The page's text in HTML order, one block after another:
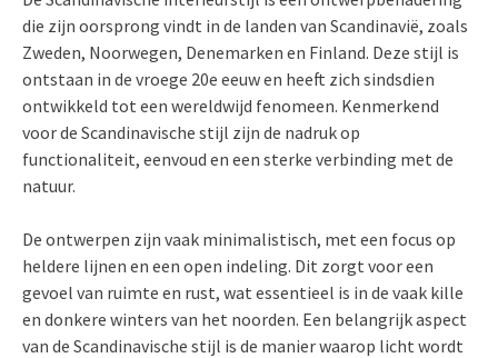
die zijn oorsprong vindt in de landen van Scandinavië, zoals
Zweden, Noorwegen, Denemarken en Finland. Deze stijl is
ontstaan in de vroege 20e eeuw en heeft zich sindsdien
ontwikkeld tot een wereldwijd fenomeen. Kenmerkend
voor de Scandinavische stijl zijn de nadruk op
functionaliteit, eenvoud en een sterke verbinding met de
natuur.
De ontwerpen zijn vaak minimalistisch, met een focus op
heldere lijnen en een open indeling. Dit zorgt voor een
gevoel van ruimte en rust, wat essentieel is in de vaak kille
en donkere winters van het noorden. Een belangrijk aspect
van de Scandinavische stijl is de manier waarop licht wordt